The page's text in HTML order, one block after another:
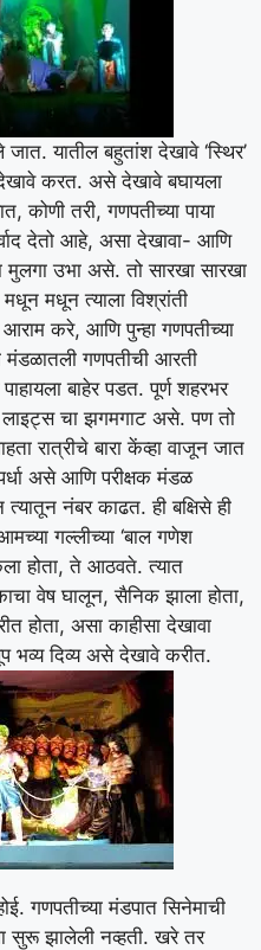
यातील बहुतांश देखावे ‘स्थिर’
करत. असे देखावे बघायला
कोणी तरी, गणपतीच्या पाया
देतो आहे, असा देखावा- आणि
उभा असे. तो सारखा सारखा
मधून त्याला विश्रांती
आराम करे, आणि पुन्हा गणपतीच्या
मंडळातली गणपतीची आरती
बाहेर पडत. पूर्ण शहरभर
चा झगमगाट असे. पण तो
रात्रीचे बारा केंव्हा वाजून जात
असे आणि परीक्षक मंडळ
नंबर काढत. ही बक्षिसे ही
गल्लीच्या ‘बाल गणेश
होता, ते आठवते. त्यात
वेष घालून, सैनिक झाला होता,
होता, असा काहीसा देखावा
भव्य दिव्य असे देखावे करीत.
गणपतीच्या मंडपात सिनेमाची
सुरू झालेली नव्हती. खरे तर